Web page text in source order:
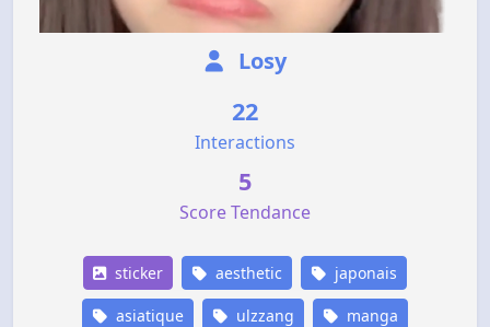
Losy
22
Interactions
5
Score Tendance
sticker aesthetic japonais
asiatique ulzzang manga